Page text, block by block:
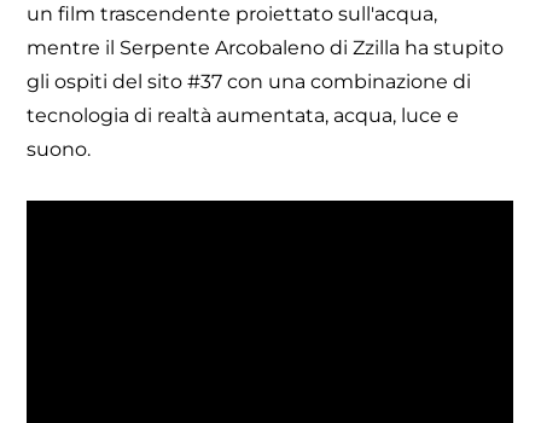
un film trascendente proiettato sull'acqua,
mentre il Serpente Arcobaleno di Zzilla ha stupito
gli ospiti del sito #37 con una combinazione di
tecnologia di realtà aumentata, acqua, luce e
suono.